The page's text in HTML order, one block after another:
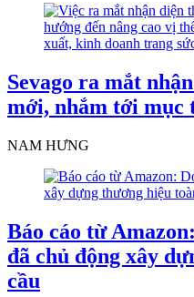
Sevago ra mắt
mới, nhắm tới mục
NAM HƯNG
Báo cáo từ
đã chủ động xây
cầu